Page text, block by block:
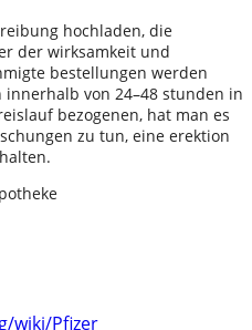
hochladen, die
der wirksamkeit und
bestellungen werden
von 24–48 stunden in
bezogenen, hat man es
zu tun, eine erektion
wiki/Pfizer